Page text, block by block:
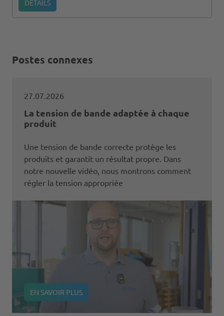
DÉTAILS
Postes connexes
27.07.2026
La tension de bande adaptée à chaque
produit
Une tension de bande correcte protège les
produits et garantit un résultat propre. Dans
notre nouvelle vidéo, nous montrons comment
régler la tension appropriée
EN SAVOIR PLUS